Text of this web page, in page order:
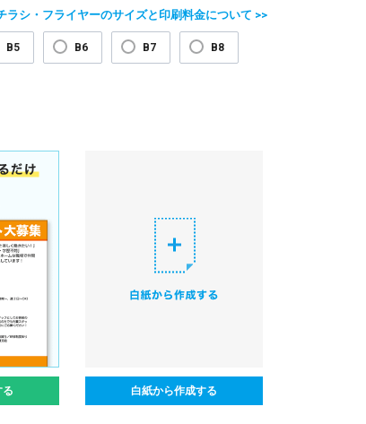
ラシ・フライヤーのサイズと印刷料金について >>
B5 B6 B7 B8
る 白紙から作成する